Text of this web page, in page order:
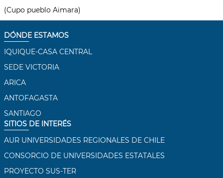
(Cupo pueblo Aimara)
DÓNDE ESTAMOS
IQUIQUE-CASA CENTRAL
SEDE VICTORIA
ARICA
ANTOFAGASTA
SANTIAGO
SITIOS DE INTERÉS
AUR UNIVERSIDADES REGIONALES DE CHILE
CONSORCIO DE UNIVERSIDADES ESTATALES
PROYECTO SUS-TER